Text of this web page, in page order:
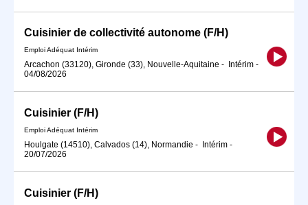
Cuisinier de collectivité autonome (F/H)
Emploi Adéquat Intérim
Arcachon (33120), Gironde (33), Nouvelle-Aquitaine - Intérim -
04/08/2026
Cuisinier (F/H)
Emploi Adéquat Intérim
Houlgate (14510), Calvados (14), Normandie - Intérim -
20/07/2026
Cuisinier (F/H)